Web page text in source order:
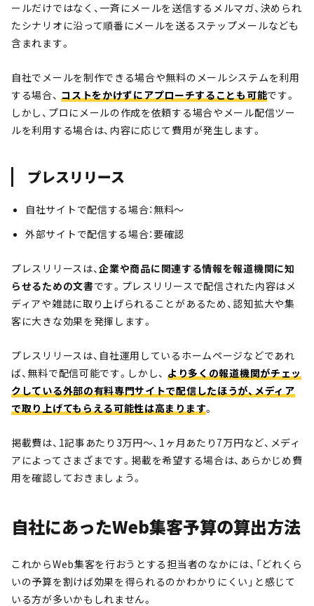
ールだけではなく、一斉にメールを送信するメルマガ、決められ
たシナリオに沿って順番にメールを送るステップメールなども
含まれます。
自社でメールを制作できる場合や無料のメールシステムを利用
する場合、コストをかけずにアプローチすることも可能です。
しかし、プロにメールの作成を依頼する場合やメール配信ツー
ルを利用する場合は、内容に応じて費用が発生します。
プレスリリース
自社サイトで配信する場合：無料～
外部サイトで配信する場合：要確認
プレスリリースは、企業や商品に関連する情報を報道機関に知
らせるための文書です。プレスリリースで配信された内容はメ
ディアや雑誌に取り上げられることがあるため、認知拡大や集
客に大きな効果を発揮します。
プレスリリースは、自社運用しているホームページなどであれ
ば、無料で配信可能です。しかし、 より多くの報道機関がチェッ
クしている外部の有料専門サイトで配信したほうが、メディア
で取り上げてもらえる可能性は高まります。
掲載費は、1記事あたり3万円～、1ヶ月あたり7万円など、メディ
アによってさまざまです。掲載を希望する場合は、あらかじめ費
用を確認しておきましょう。
自社にあったWeb集客予算の算出方法
これからWeb集客を行おうとする担当者のなかには、「どれくら
いの予算を割けば効果を得られるのかわかりにくい」と感じて
いる方が多いかもしれません。